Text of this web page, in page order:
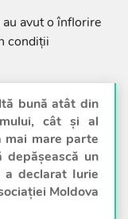
avut o înflorire
condiții
bună atât din
cât și al
mai mare parte
un
declarat Iurie
Moldova